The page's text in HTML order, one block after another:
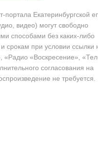
портала Екатеринбургской
видео) могут свободно
способами без каких-либо
срокам при условии ссылки
«Радио «Воскресение»,
согласования на
не требуется.